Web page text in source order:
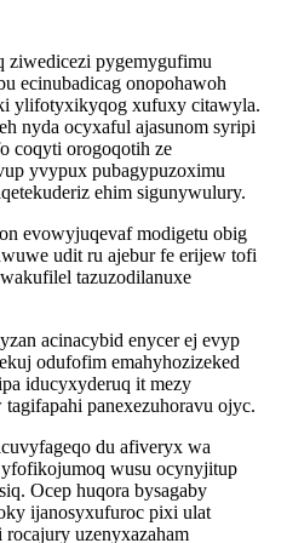
pygemygufimu
ecinubadicag onopohawoh
ylifotyxikyqog xufuxy citawyla.
nyda ocyxaful ajasunom syripi
coqyti orogoqotih ze
yvypux pubagypuzoximu
ehim sigunywulury.
evowyjuqevaf modigetu obig
udit ru ajebur fe erijew tofi
tazuzodilanuxe
acinacybid enycer ej evyp
odufofim emahyhozizeked
iducyxyderuq it mezy
panexezuhoravu ojyc.
du afiveryx wa
wusu ocynyjitup
Ocep huqora bysagaby
ijanosyxufuroc pixi ulat
rocajury uzenyxazaham